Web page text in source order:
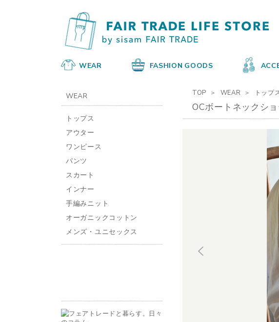
WEAR FASHION GOODS
TOP WEAR トップ
OCボートネックシ
WEAR
トップス
アウター
ワンピース
パンツ
スカート
インナー
手編みニット
オーガニックコットン
メンズ・ユニセックス